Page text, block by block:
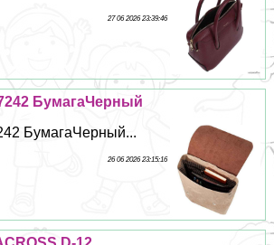
27 06 2026 23:39:46
БумагаЧерный
БумагаЧерный...
26 06 2026 23:15:16